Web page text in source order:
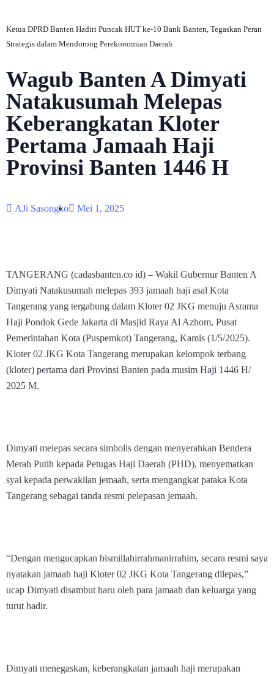
Ketua DPRD Banten Hadiri Puncak HUT ke-10 Bank Banten, Tegaskan Peran
Strategis dalam Mendorong Perekonomian Daerah
Wagub Banten A Dimyati
Natakusumah Melepas
Keberangkatan Kloter
Pertama Jamaah Haji
Provinsi Banten 1446 H
AJi Sasongko Mei 1, 2025
TANGERANG (cadasbanten.co id) – Wakil Gubernur Banten A
Dimyati Natakusumah melepas 393 jamaah haji asal Kota
Tangerang yang tergabung dalam Kloter 02 JKG menuju Asrama
Haji Pondok Gede Jakarta di Masjid Raya Al Azhom, Pusat
Pemerintahan Kota (Puspemkot) Tangerang, Kamis (1/5/2025).
Kloter 02 JKG Kota Tangerang merupakan kelompok terbang
(kloter) pertama dari Provinsi Banten pada musim Haji 1446 H/
2025 M.
Dimyati melepas secara simbolis dengan menyerahkan Bendera
Merah Putih kepada Petugas Haji Daerah (PHD), menyematkan
syal kepada perwakilan jemaah, serta mengangkat pataka Kota
Tangerang sebagai tanda resmi pelepasan jemaah.
“Dengan mengucapkan bismillahirrahmanirrahim, secara resmi saya
nyatakan jamaah haji Kloter 02 JKG Kota Tangerang dilepas,”
ucap Dimyati disambut haru oleh para jamaah dan keluarga yang
turut hadir.
Dimyati menegaskan, keberangkatan jamaah haji merupakan